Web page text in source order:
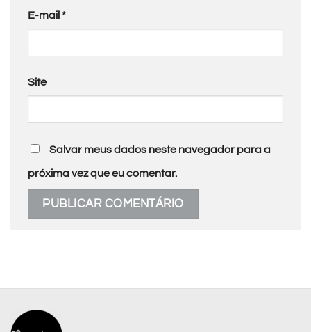
E-mail *
Site
Salvar meus dados neste navegador para a
próxima vez que eu comentar.